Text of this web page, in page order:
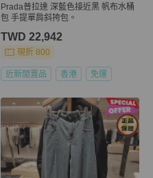
Prada普拉達 深藍色接近黑 帆布水桶
包 手提單肩斜挎包。
TWD 22,942
現折 800
近新閒置品 香港 免運